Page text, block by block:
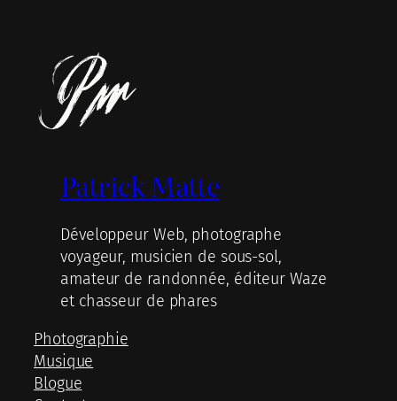
Patrick Matte
Développeur Web, photographe
voyageur, musicien de sous-sol,
amateur de randonnée, éditeur Waze
et chasseur de phares
Photographie
Musique
Blogue